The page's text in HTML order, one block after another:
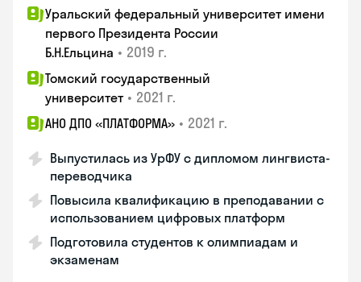
Уральский федеральный университет имени
первого Президента России
Б.Н.Ельцина • 2019 г.
Томский государственный
университет • 2021 г.
АНО ДПО «ПЛАТФОРМА» • 2021 г.
Выпустилась из УрФУ с дипломом лингвиста-
переводчика
Повысила квалификацию в преподавании с
использованием цифровых платформ
Подготовила студентов к олимпиадам и
экзаменам